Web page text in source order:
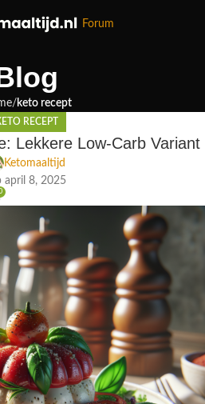
Forum
keto recept
RECEPT
Lekkere Low-Carb Variant
Ketomaaltijd
april 8, 2025